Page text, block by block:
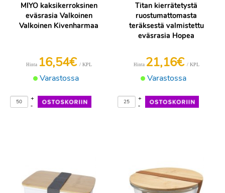
MIYO kaksikerroksinen
eväsrasia Valkoinen
Valkoinen Kivenharmaa
Varastossa
Hinta 16,54€ / KPL
-
+
Titan kierrätetystä
ruostumattomasta
teräksestä valmistettu
eväsrasia Hopea
Varastossa
Hinta 21,16€ / KPL
-
+